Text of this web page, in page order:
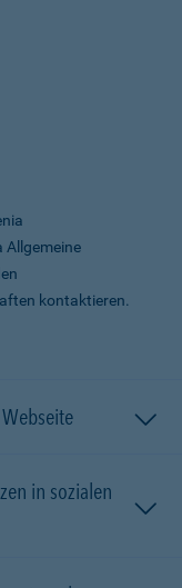
Allgemeine
kontaktieren.
in sozialen